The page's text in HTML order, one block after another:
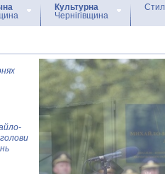
Культурна
Чернігівщина